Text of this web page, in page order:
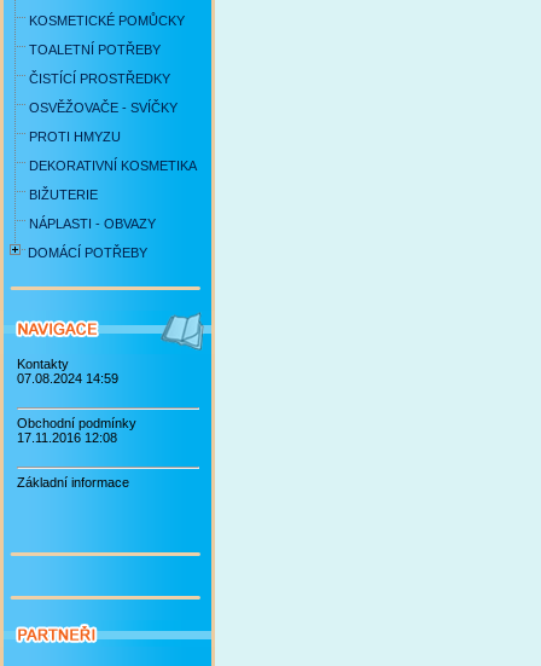
KOSMETICKÉ POMŮCKY
TOALETNÍ POTŘEBY
ČISTÍCÍ PROSTŘEDKY
OSVĚŽOVAČE - SVÍČKY
PROTI HMYZU
DEKORATIVNÍ KOSMETIKA
BIŽUTERIE
NÁPLASTI - OBVAZY
DOMÁCÍ POTŘEBY
Kontakty
07.08.2024 14:59
Obchodní podmínky
17.11.2016 12:08
Základní informace